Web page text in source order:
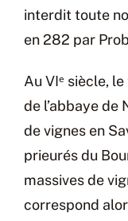
interdit toute
en 282 par
Au VIᵉ siècle,
de l’abbaye de
de vignes en
prieurés du
massives de
correspond